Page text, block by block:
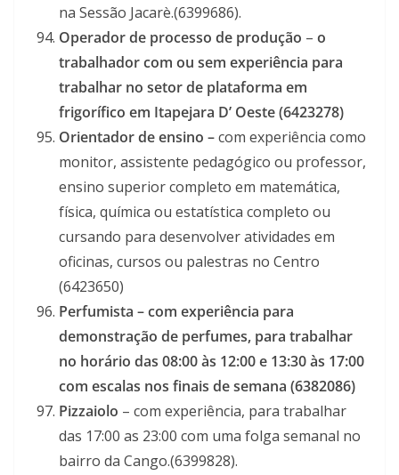
na Sessão Jacarè.(6399686).
Operador de processo de produção – o
trabalhador com ou sem experiência para
trabalhar no setor de plataforma em
frigorífico em Itapejara D’ Oeste (6423278)
Orientador de ensino –com experiência como
monitor, assistente pedagógico ou professor,
ensino superior completo em matemática,
física, química ou estatística completo ou
cursando para desenvolver atividades em
oficinas, cursos ou palestras no Centro
(6423650)
Perfumista – com experiência para
demonstração de perfumes, para trabalhar
no horário das 08:00 às 12:00 e 13:30 às 17:00
com escalas nos finais de semana (6382086)
Pizzaiolo – com experiência, para trabalhar
das 17:00 as 23:00 com uma folga semanal no
bairro da Cango.(6399828).